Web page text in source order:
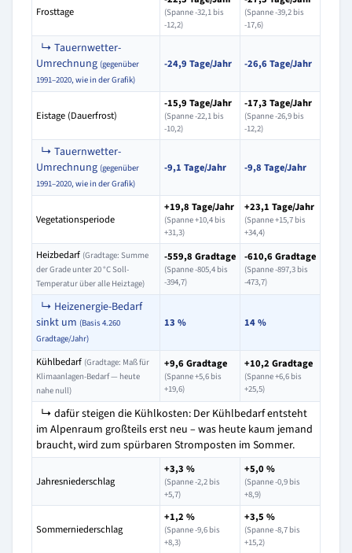
Frosttage
(Spanne -32,1 bis
-12,2)
(Spanne -39,2 bis
-17,6)
↳ Tauernwetter-
Umrechnung (gegenüber
1991–2020, wie in der Grafik)
-24,9 Tage/Jahr -26,6 Tage/Jahr
Eistage (Dauerfrost)
-15,9 Tage/Jahr
(Spanne -22,1 bis
-10,2)
-17,3 Tage/Jahr
(Spanne -26,9 bis
-12,2)
↳ Tauernwetter-
Umrechnung (gegenüber
1991–2020, wie in der Grafik)
-9,1 Tage/Jahr -9,8 Tage/Jahr
Vegetationsperiode
+19,8 Tage/Jahr
(Spanne +10,4 bis
+31,3)
+23,1 Tage/Jahr
(Spanne +15,7 bis
+34,4)
Heizbedarf (Gradtage: Summe
der Grade unter 20 °C Soll-
Temperatur über alle Heiztage)
-559,8 Gradtage
(Spanne -805,4 bis
-394,7)
-610,6 Gradtage
(Spanne -897,3 bis
-473,7)
↳ Heizenergie-Bedarf
sinkt um (Basis 4.260
Gradtage/Jahr)
13 % 14 %
Kühlbedarf (Gradtage: Maß für
Klimaanlagen-Bedarf — heute
nahe null)
+9,6 Gradtage
(Spanne +5,6 bis
+19,6)
+10,2 Gradtage
(Spanne +6,6 bis
+25,5)
↳ dafür steigen die Kühlkosten: Der Kühlbedarf entsteht
im Alpenraum großteils erst neu – was heute kaum jemand
braucht, wird zum spürbaren Stromposten im Sommer.
Jahresniederschlag
+3,3 %
(Spanne -2,2 bis
+5,7)
+5,0 %
(Spanne -0,9 bis
+8,9)
Sommerniederschlag
+1,2 %
(Spanne -9,6 bis
+8,3)
+3,5 %
(Spanne -8,7 bis
+15,2)